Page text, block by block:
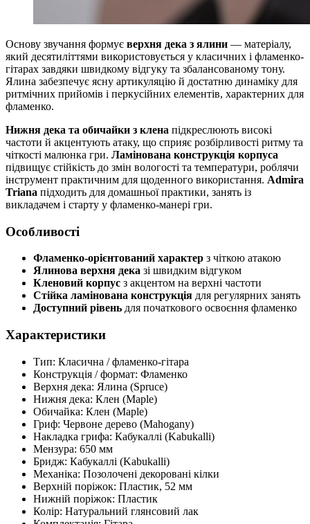
Основу звучання формує верхня дека з ялини — матеріалу,
який десятиліттями використовується у класичних і фламенко-
гітарах завдяки швидкому відгуку та збалансованому тону.
Ялина забезпечує ясну артикуляцію й достатню динаміку для
ритмічних прийомів і перкусійних елементів, характерних для
фламенко.
Нижня дека та обичайки з клена підкреслюють високі
частоти й акцентують атаку, що сприяє розбірливості ритму та
чіткості малюнка гри. Ламінована конструкція корпуса
підвищує стійкість до змін вологості та температури, роблячи
інструмент практичним для щоденного використання. Admira
Triana підходить для домашньої практики, занять із
викладачем і старту у фламенко-манері гри.
Особливості
Фламенко-орієнтований характер з чіткою атакою
Ялинова верхня дека зі швидким відгуком
Кленовий корпус з акцентом на верхні частоти
Стійка ламінована конструкція для регулярних занять
Доступний рівень для початкового освоєння фламенко
Характеристики
Тип: Класична / фламенко-гітара
Конструкція / формат: Фламенко
Верхня дека: Ялина (Spruce)
Нижня дека: Клен (Maple)
Обичайка: Клен (Maple)
Гриф: Червоне дерево (Mahogany)
Накладка грифа: Кабукаллі (Kabukalli)
Мензура: 650 мм
Бридж: Кабукаллі (Kabukalli)
Механіка: Позолочені декоровані кілки
Верхній поріжок: Пластик, 52 мм
Нижній поріжок: Пластик
Колір: Натуральний глянсовий лак